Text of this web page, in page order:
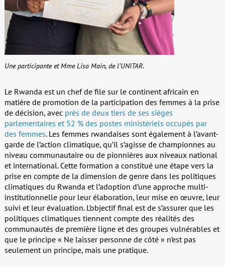
Une participante et Mme Lisa Main, de l’UNITAR.
Le Rwanda est un chef de file sur le continent africain en
matière de promotion de la participation des femmes à la prise
de décision, avec près de deux tiers de ses sièges
parlementaires et 52 % des postes ministériels occupés par
des femmes. Les femmes rwandaises sont également à l’avant-
garde de l’action climatique, qu’il s’agisse de championnes au
niveau communautaire ou de pionnières aux niveaux national
et international. Cette formation a constitué une étape vers la
prise en compte de la dimension de genre dans les politiques
climatiques du Rwanda et l’adoption d’une approche multi-
institutionnelle pour leur élaboration, leur mise en œuvre, leur
suivi et leur évaluation. L’objectif final est de s’assurer que les
politiques climatiques tiennent compte des réalités des
communautés de première ligne et des groupes vulnérables et
que le principe « Ne laisser personne de côté » n’est pas
seulement un principe, mais une pratique.